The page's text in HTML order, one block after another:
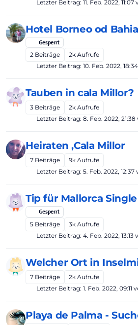
Letzter Beitrag: 11. Feb. 2022, 11:07
Hotel Borneo od
Gesperrt
2 Beiträge 2k Aufrufe
Letzter Beitrag: 10. Feb. 2022, 18:34
Tauben in cala Millor?
3 Beiträge 2k Aufrufe
Letzter Beitrag: 8. Feb. 2022, 21:38
Heiraten ,Cala Millor
7 Beiträge 9k Aufrufe
Letzter Beitrag: 5. Feb. 2022, 12:37
Tip für Mallorca
Gesperrt
5 Beiträge 3k Aufrufe
Letzter Beitrag: 4. Feb. 2022, 13:13
Welcher Ort in
7 Beiträge 2k Aufrufe
Letzter Beitrag: 1. Feb. 2022, 09:11
Playa de Palma -